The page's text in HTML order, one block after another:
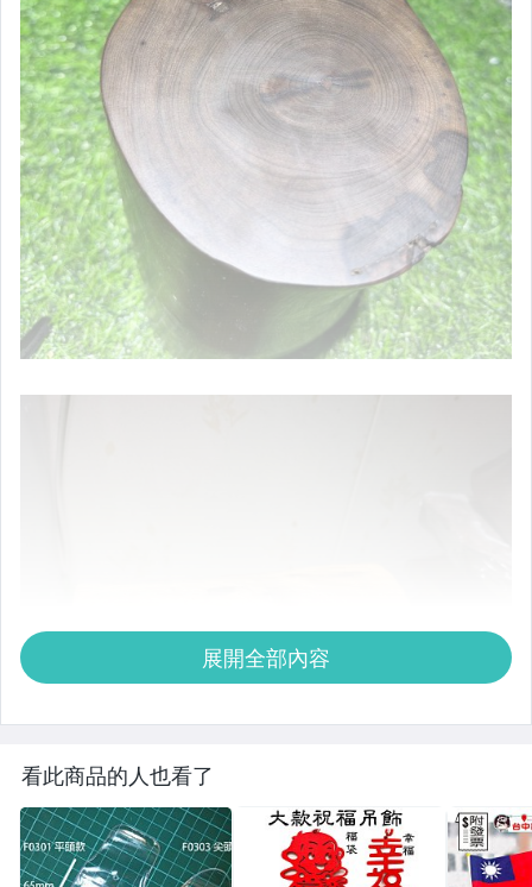
展開全部內容
看此商品的人也看了